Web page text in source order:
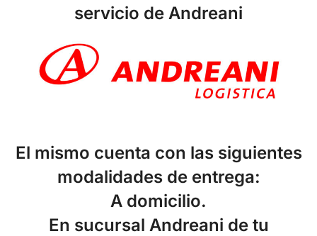
servicio de Andreani
El mismo cuenta con las siguientes
modalidades de entrega:
A domicilio.
En sucursal Andreani de tu